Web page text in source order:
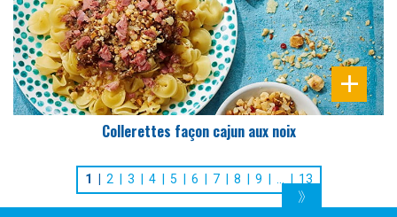
Collerettes façon cajun aux noix
1 2 3 4 5 6 7 8 9 13